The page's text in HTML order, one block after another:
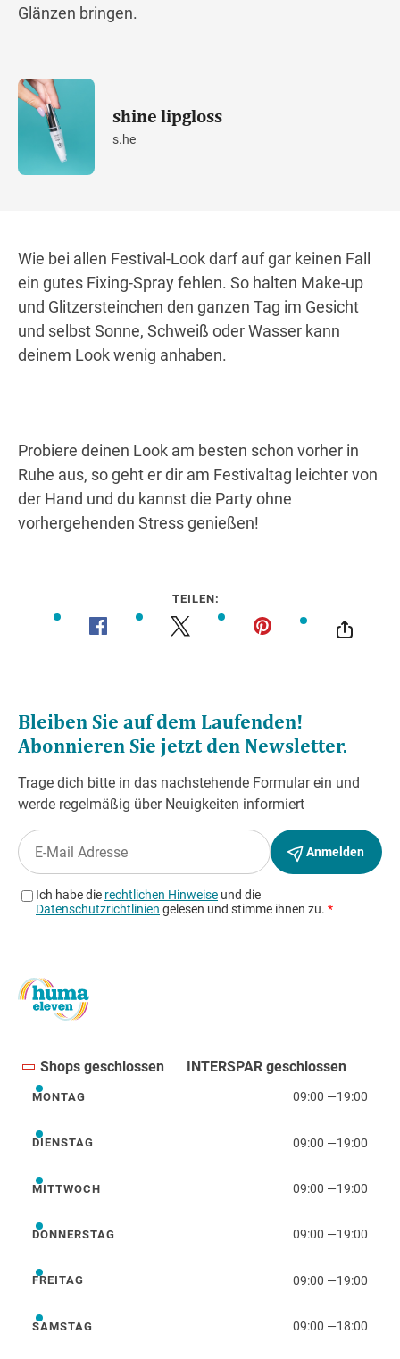
Glänzen bringen.
shine lipgloss
s.he
Wie bei allen Festival-Look darf auf gar keinen Fall
ein gutes Fixing-Spray fehlen. So halten Make-up
und Glitzersteinchen den ganzen Tag im Gesicht
und selbst Sonne, Schweiß oder Wasser kann
deinem Look wenig anhaben.
Probiere deinen Look am besten schon vorher in
Ruhe aus, so geht er dir am Festivaltag leichter von
der Hand und du kannst die Party ohne
vorhergehenden Stress genießen!
TEILEN:
Shops geschlossen INTERSPAR geschlossen
Montag
MONTAG 09:00 —19:00
Dienstag
DIENSTAG 09:00 —19:00
Mittwoch
MITTWOCH 09:00 —19:00
Donnerstag
DONNERSTAG 09:00 —19:00
Freitag
FREITAG 09:00 —19:00
Samstag
SAMSTAG 09:00 —18:00